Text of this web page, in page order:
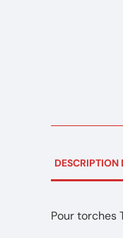
DESCRIPTION
Pour torches